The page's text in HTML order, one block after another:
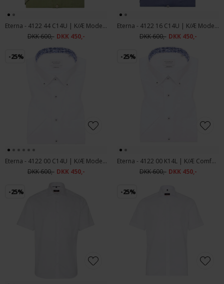
Eterna - 4122 44 C14U | K/Æ Modern fit Skjorte Grøn
DKK 600,- DKK 450,-
Eterna - 4122 16 C14U | K/Æ Modern Fit Skjorte Blå
DKK 600,- DKK 450,-
-25%
Eterna - 4122 00 C14U | K/Æ Modern Fit Skjorte Hvid
DKK 600,- DKK 450,-
-25%
Eterna - 4122 00 K14L | K/Æ Comfort Fit Skjorte Hvid
DKK 600,- DKK 450,-
-25% -25%